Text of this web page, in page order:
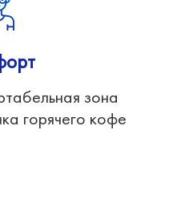
зона
горячего кофе